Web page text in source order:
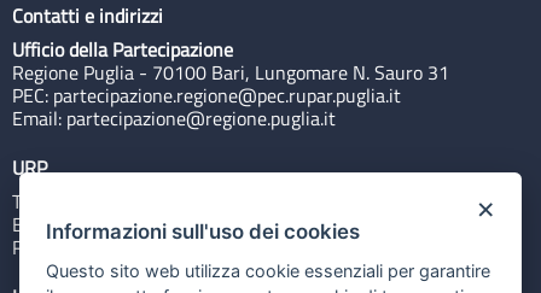
Contatti e indirizzi
Ufficio della Partecipazione
Regione Puglia - 70100 Bari, Lungomare N. Sauro 31
PEC: partecipazione.regione@pec.rupar.puglia.it
Email: partecipazione@regione.puglia.it
URP
Tel: 800713939
Email:quiregione@regione.puglia.it
Rubrica
×
Informazioni sull'uso dei cookies
Questo sito web utilizza cookie essenziali per garantire